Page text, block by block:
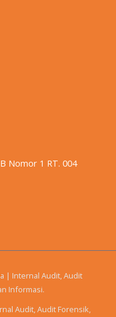
Nomor 1 RT. 004
| Internal Audit, Audit
Informasi.
Audit, Audit Forensik,